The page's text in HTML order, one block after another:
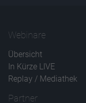
Webinare
Übersicht
In Kürze LIVE
Replay / Mediathek
Partner